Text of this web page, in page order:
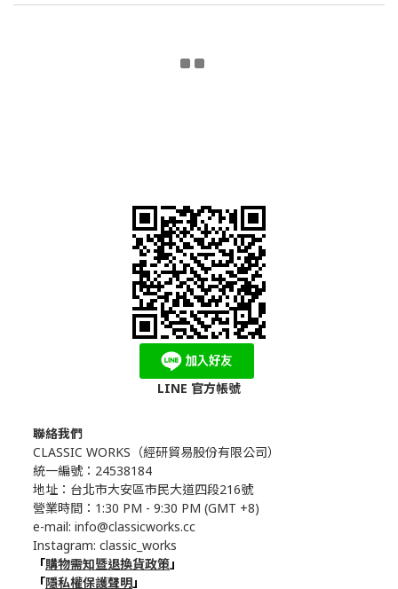
LINE 官方帳號
聯絡我們
CLASSIC WORKS（經研貿易股份有限公司）
統一編號：24538184
地址：台北市大安區市民大道四段216號
營業時間：1:30 PM - 9:30 PM (GMT +8)
e-mail: info@classicworks.cc
Instagram: classic_works
「購物需知暨退換貨政策」
「隱私權保護聲明」